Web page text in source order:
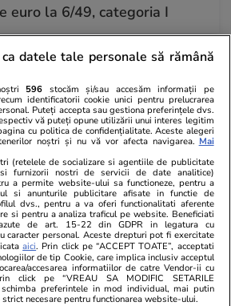
euro la 6/49, categoria I
09:35
care monitorizează
din Italia. Ce trebuie să
merg acolo în vacanță
datele tale personale să rămână
596 stocăm și/sau accesăm informații pe
identificatorii cookie unici pentru prelucrarea
Puteți accepta sau gestiona preferințele dvs.
vă puteți opune utilizării unui interes legitim
cu politica de confidențialitate. Aceste alegeri
noștri și nu vă vor afecta navigarea. Mai
(retelele de socializare si agentiile de publicitate
furnizorii nostri de servicii de date analitice)
a permite website-ului sa functioneze, pentru a
si anunturile publicitare afisate in functie de
dvs., pentru a va oferi functionalitati aferente
si pentru a analiza traficul pe website. Beneficiati
de art. 15-22 din GDPR in legatura cu
caracter personal. Aceste drepturi pot fi exercitate
aici. Prin click pe “ACCEPT TOATE”, acceptati
de tip Cookie, care implica inclusiv acceptul
accesarea informatiilor de catre Vendor-ii cu
click pe “VREAU SA MODIFIC SETARILE
schimba preferintele in mod individual, mai putin
strict necesare pentru functionarea website-ului.